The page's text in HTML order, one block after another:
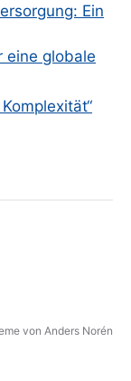
Ein
eine globale
von Anders Norén